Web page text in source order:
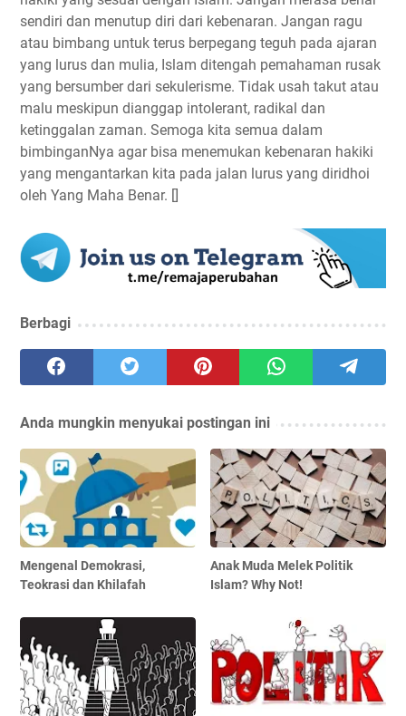
sendiri dan menutup diri dari kebenaran. Jangan ragu
atau bimbang untuk terus berpegang teguh pada ajaran
yang lurus dan mulia, Islam ditengah pemahaman rusak
yang bersumber dari sekulerisme. Tidak usah takut atau
malu meskipun dianggap intolerant, radikal dan
ketinggalan zaman. Semoga kita semua dalam
bimbinganNya agar bisa menemukan kebenaran hakiki
yang mengantarkan kita pada jalan lurus yang diridhoi
oleh Yang Maha Benar. []
Berbagi
Anda mungkin menyukai postingan ini
Mengenal Demokrasi,
Teokrasi dan Khilafah
Anak Muda Melek Politik
Islam? Why Not!